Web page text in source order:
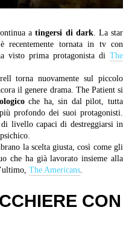
atingersi di dark. La star
recentemente tornata in tv con
visto prima protagonista di The
torna nuovamente sul piccolo
il genere drama. The Patient si
che ha, sin dal pilot, tutta
profondo dei suoi protagonisti.
livello capaci di destreggiarsi in
la scelta giusta, così come gli
che ha già lavorato insieme alla
The Americans.
CON